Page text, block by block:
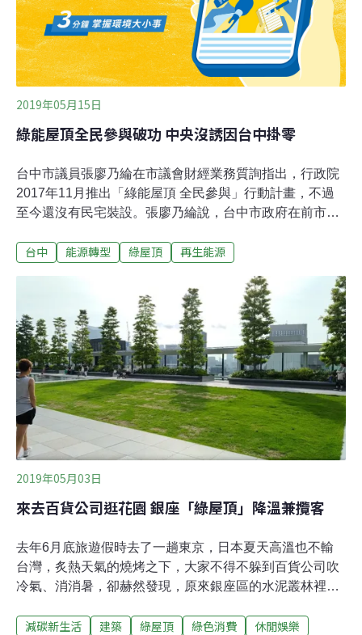
2019年05月15日
綠能屋頂全民參與破功 中央沒誘因台中掛零
台中市議員張廖乃綸在市議會財經業務質詢指出，行政院
2017年11月推出「綠能屋頂 全民參與」行動計畫，不過
至今還沒有民宅裝設。張廖乃綸說，台中市政府在前市長
南屯區為推動區域。張廖乃綸追問經發局，一年多過去
系統？經發局公用事業科科長鍾偉政坦承，推行狀況不是
很好，只有幾戶在談、還沒裝設，其他縣市推行的狀況也
不理想。張廖乃綸要求市政府盡快向中央反映推動綠能政
策所遭遇的困境，不要讓中央的綠能政策淪為口號。
台中 能源轉型 綠屋頂 再生能源
2019年05月03日
來去百貨公司逛花園 銀座「綠屋頂」降溫兼攬客
去年6月底旅遊假時去了一趟東京，日本夏天高溫也不輸
台灣，炙熱天氣的燒烤之下，大家不得不躲到百貨公司吹
冷氣、消消暑，卻赫然發現，原來銀座區的水泥叢林裡，
日本的時尚天堂和流行中心，銀座可是寸土寸金的高價地
減碳新生活 建築 綠屋頂 綠色消費
休閒娛樂